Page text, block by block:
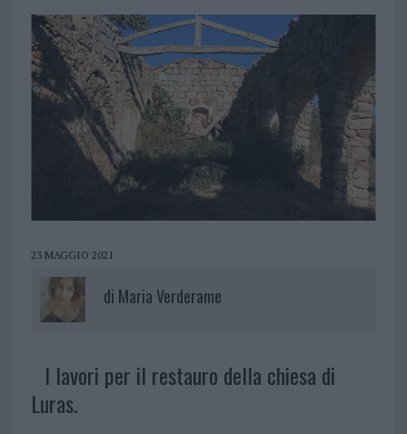
23 MAGGIO 2021
di Maria Verderame
I lavori per il restauro della chiesa di
Luras.